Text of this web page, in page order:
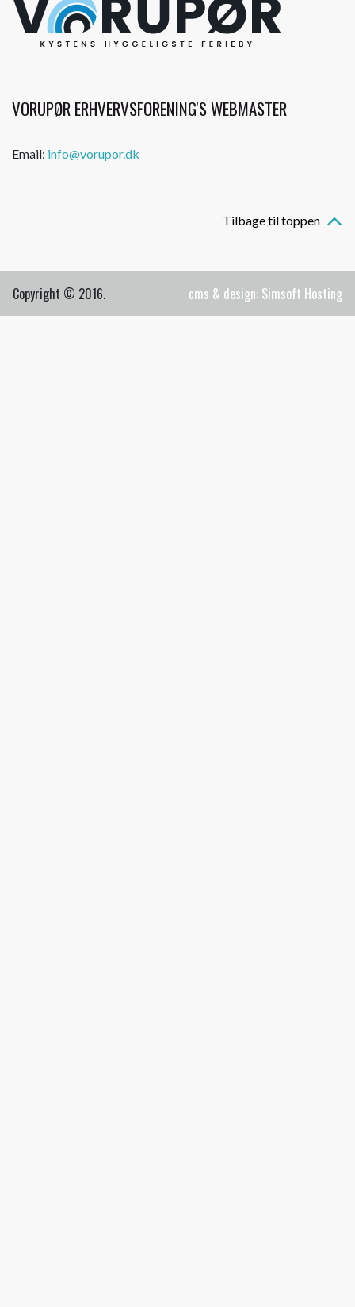
VORUPØR ERHVERVSFORENING'S WEBMASTER
Email: info@vorupor.dk
Tilbage til toppen
Copyright © 2016. cms & design: Simsoft Hosting